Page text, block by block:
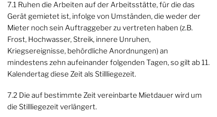
7.1 Ruhen die Arbeiten auf der Arbeitsstätte, für die das
Gerät gemietet ist, infolge von Umständen, die weder der
Mieter noch sein Auftraggeber zu vertreten haben (z.B.
Frost, Hochwasser, Streik, innere Unruhen,
Kriegsereignisse, behördliche Anordnungen) an
mindestens zehn aufeinander folgenden Tagen, so gilt ab 11.
Kalendertag diese Zeit als Stillliegezeit.
7.2 Die auf bestimmte Zeit vereinbarte Mietdauer wird um
die Stillliegezeit verlängert.